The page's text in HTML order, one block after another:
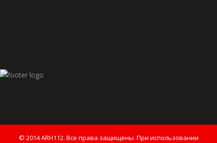
© 2014 ARH112. Все права защищены. При использовании